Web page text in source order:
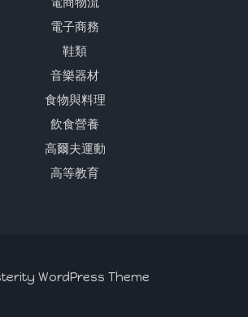
電子商務
鞋類
音樂器材
食物與料理
飲食營養
高爾夫運動
高等教育
WordPress Theme